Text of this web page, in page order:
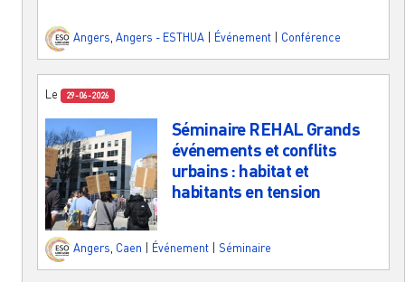
Angers, Angers - ESTHUA Événement Conférence
Le 29-06-2026
Séminaire REHAL Grands
événements et conflits
urbains : habitat et
habitants en tension
Angers Caen Événement Séminaire